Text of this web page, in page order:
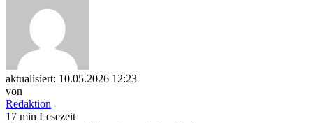
aktualisiert: 10.05.2026 12:23
von
Redaktion
17 min Lesezeit